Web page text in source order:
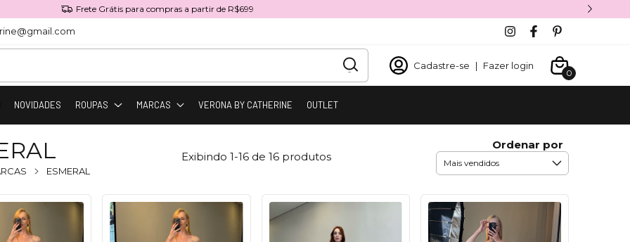
Frete Grátis para compras a partir de R$699
Cadastre-se | Fazer login
0
NOVIDADES ROUPAS MARCAS VERONA BY CATHERINE OUTLET
ESMERAL
Exibindo 1-16 de 16 produtos
Ordenar por